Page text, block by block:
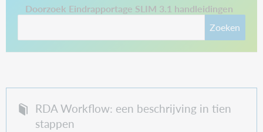
Doorzoek Eindrapportage SLIM 3.1 handleidingen
Zoeken
This link opens in a new tab.
RDA Workflow: een beschrijving in tien
stappen